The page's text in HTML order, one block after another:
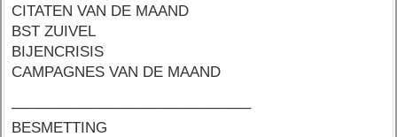
CITATEN VAN DE MAAND
BST ZUIVEL
BIJENCRISIS
CAMPAGNES VAN DE MAAND
––––––––––––––––––––––––––––––
BESMETTING